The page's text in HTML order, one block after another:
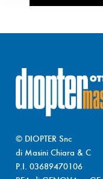
© DIOPTER Snc
di Masini Chiara & C
P.I. 03689470106